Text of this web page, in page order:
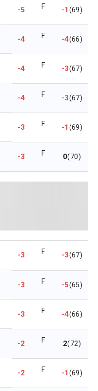
-5 F -1(69)
-4 F -4(66)
-4 F -3(67)
-4 F -3(67)
-3 F -1(69)
-3 F 0(70)
-3 F -3(67)
-3 F -5(65)
-3 F -4(66)
-2 F 2(72)
-2 F -1(69)